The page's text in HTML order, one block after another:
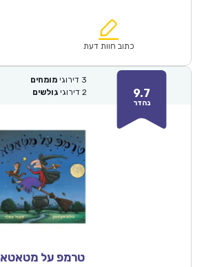
₪64.00.
הוא:
כתוב חוות דעת
9.7
נהדר
3 דירוגי מומחים
2 דירוגי גולשים
טרמפ על מטאטא